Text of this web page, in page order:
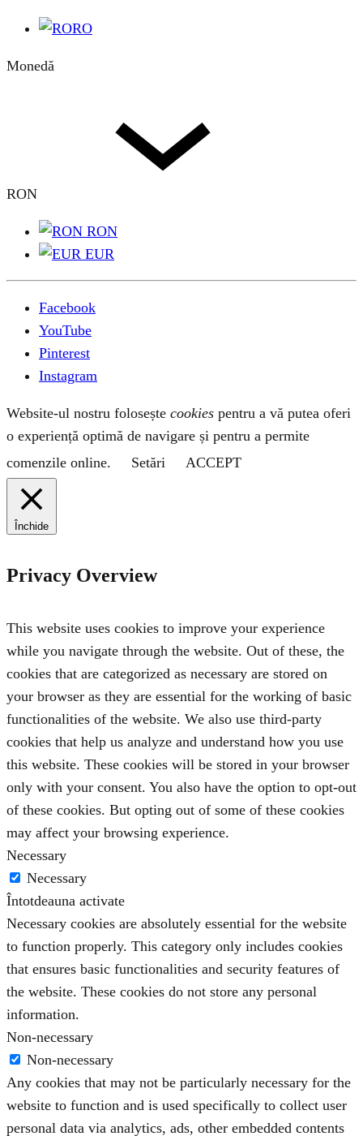
RO
Monedă
RON
RON
EUR
Facebook
YouTube
Pinterest
Instagram
Website-ul nostru folosește cookies pentru a vă putea oferi
o experiență optimă de navigare și pentru a permite
comenzile online.
Setări ACCEPT
Închide
Privacy Overview
This website uses cookies to improve your experience
while you navigate through the website. Out of these, the
cookies that are categorized as necessary are stored on
your browser as they are essential for the working of basic
functionalities of the website. We also use third-party
cookies that help us analyze and understand how you use
this website. These cookies will be stored in your browser
only with your consent. You also have the option to opt-out
of these cookies. But opting out of some of these cookies
may affect your browsing experience.
Necessary
Necessary
Întotdeauna activate
Necessary cookies are absolutely essential for the website
to function properly. This category only includes cookies
that ensures basic functionalities and security features of
the website. These cookies do not store any personal
information.
Non-necessary
Non-necessary
Any cookies that may not be particularly necessary for the
website to function and is used specifically to collect user
personal data via analytics, ads, other embedded contents